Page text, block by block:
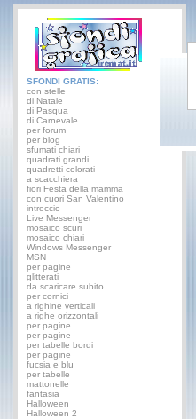
SFONDI GRATIS:
con stelle
di Natale
di Pasqua
di Carnevale
per forum
per blog
sfumati chiari
quadrati grandi
quadretti colorati
a scacchiera
fiori Festa della mamma
con cuori San Valentino
intreccio
Live Messenger
mosaico scuri
mosaico chiari
Windows Messenger
MSN
per pagine
glitterati
da scaricare subito
per cornici
a righine verticali
a righe orizzontali
per pagine
per pagine
per tabelle bordi
per pagine
fucsia e blu
per tabelle
mattonelle
fantasia
Halloween
Halloween 2